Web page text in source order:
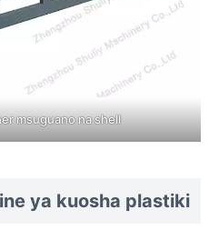
msuguano na shell
ya kuosha plastiki